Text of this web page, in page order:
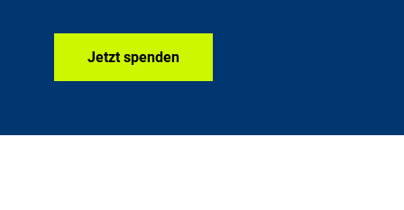
Jetzt spenden